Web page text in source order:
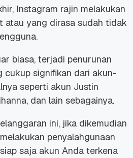
Instagram rajin melakukan
atau yang dirasa sudah tidak
biasa, terjadi penurunan
cukup signifikan dari akun-
seperti akun Justin
dan lain sebagainya.
ini, jika dikemudian
penyalahgunaan
saja akun Anda terkena